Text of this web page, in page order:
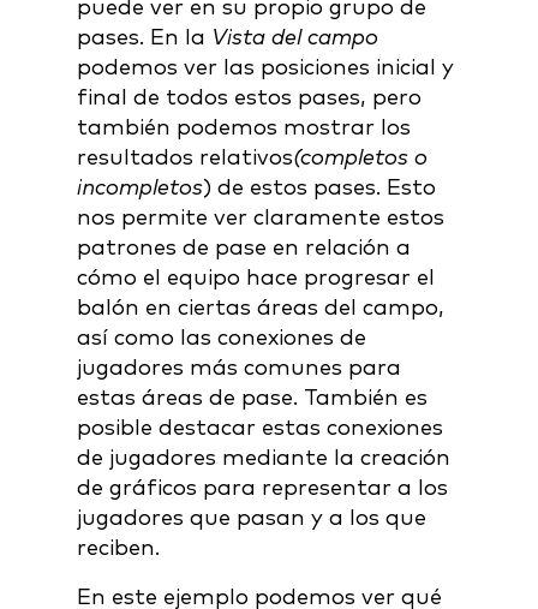
puede ver en su propio grupo de
pases. En la Vista del campo
podemos ver las posiciones inicial y
final de todos estos pases, pero
también podemos mostrar los
resultados relativos(completos o
incompletos) de estos pases. Esto
nos permite ver claramente estos
patrones de pase en relación a
cómo el equipo hace progresar el
balón en ciertas áreas del campo,
así como las conexiones de
jugadores más comunes para
estas áreas de pase. También es
posible destacar estas conexiones
de jugadores mediante la creación
de gráficos para representar a los
jugadores que pasan y a los que
reciben.
En este ejemplo podemos ver qué